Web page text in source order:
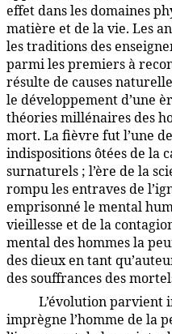
effet dans les domaines
matière et de la vie. Les
les traditions des
parmi les premiers à
résulte de causes
le développement d’une
théories millénaires des
mort. La fièvre fut l’une
indispositions ôtées de la
surnaturels ; l’ère de la
rompu les entraves de
emprisonné le mental
vieillesse et de la
mental des hommes la
des dieux en tant
des souffrances des
L’évolution parvient
imprègne l’homme de la